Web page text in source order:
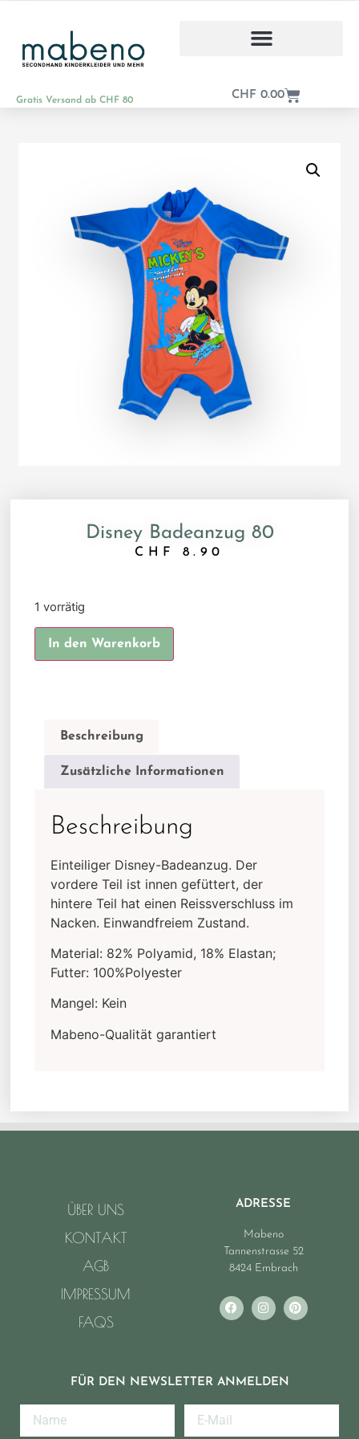
Gratis Versand ab CHF 80 CHF 0.00
Disney Badeanzug 80
CHF 8.90
1 vorrätig
In den Warenkorb
Beschreibung
Zusätzliche Informationen
Beschreibung
Einteiliger Disney-Badeanzug. Der
vordere Teil ist innen gefüttert, der
hintere Teil hat einen Reissverschluss im
Nacken. Einwandfreiem Zustand.
Material: 82% Polyamid, 18% Elastan;
Futter: 100%Polyester
Mangel: Kein
Mabeno-Qualität garantiert
ÜBER UNS
KONTAKT
AGB
IMPRESSUM
FAQS
ADRESSE
Mabeno
Tannenstrasse 52
8424 Embrach
FÜR DEN NEWSLETTER ANMELDEN